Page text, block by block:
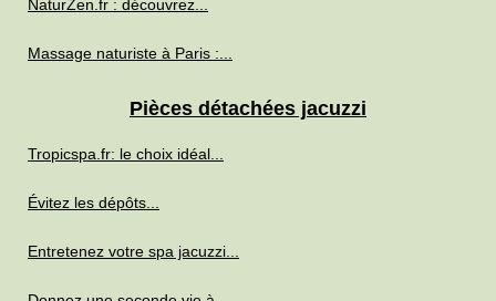
NaturZen.fr : découvrez...
Massage naturiste à Paris :...
Pièces détachées jacuzzi
Tropicspa.fr: le choix idéal...
Évitez les dépôts...
Entretenez votre spa jacuzzi...